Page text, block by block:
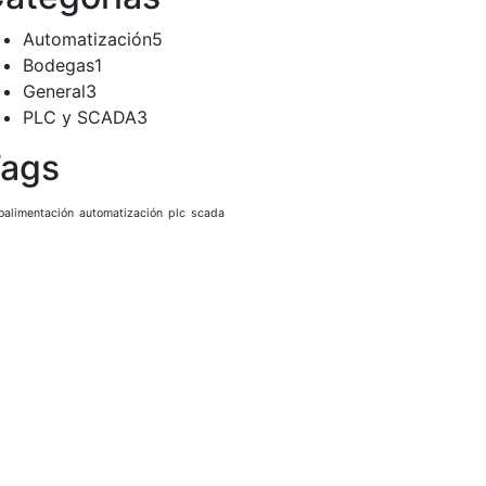
Automatización5
Bodegas1
General3
PLC y SCADA3
automatización plc scada